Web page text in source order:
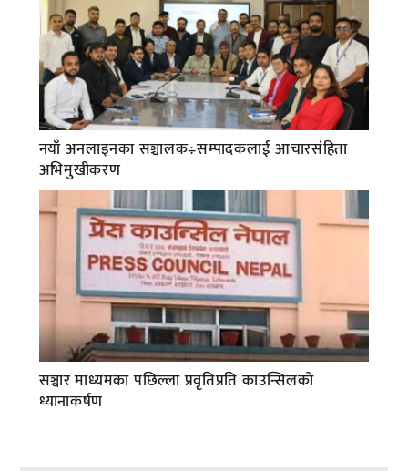
नयाँ अनलाइनका सञ्चालक÷सम्पादकलाई आचारसंहिता
अभिमुखीकरण
सञ्चार माध्यमका पछिल्ला प्रवृतिप्रति काउन्सिलको
ध्यानाकर्षण